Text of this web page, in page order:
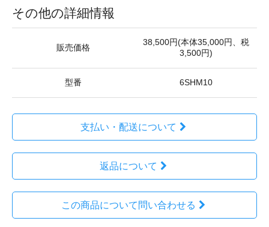
その他の詳細情報
販売価格
38,500円(本体35,000円、税
3,500円)
型番 6SHM10
支払い・配送について
返品について
この商品について問い合わせる